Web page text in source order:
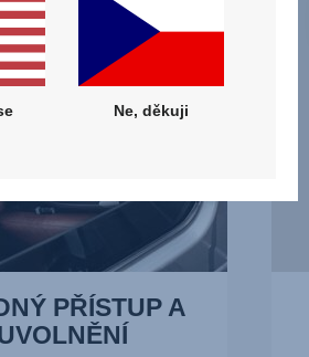
PŘÍSTUP A
Ne, děkuji